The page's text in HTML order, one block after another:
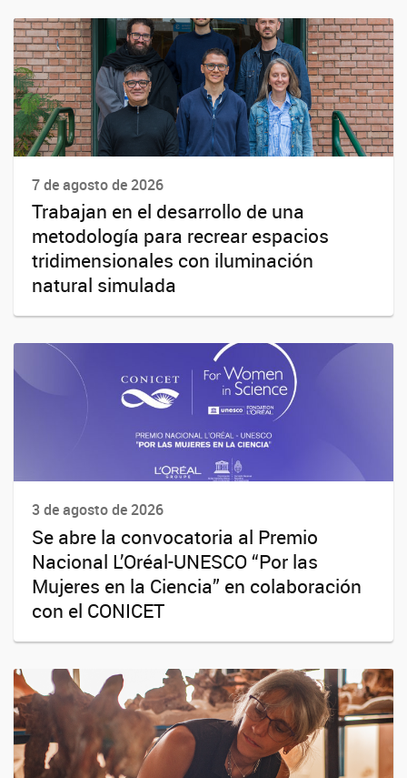
7 de agosto de 2026
Trabajan en el desarrollo de una
metodología para recrear espacios
tridimensionales con iluminación
natural simulada
3 de agosto de 2026
Se abre la convocatoria al Premio
Nacional L’Oréal-UNESCO “Por las
Mujeres en la Ciencia” en colaboración
con el CONICET